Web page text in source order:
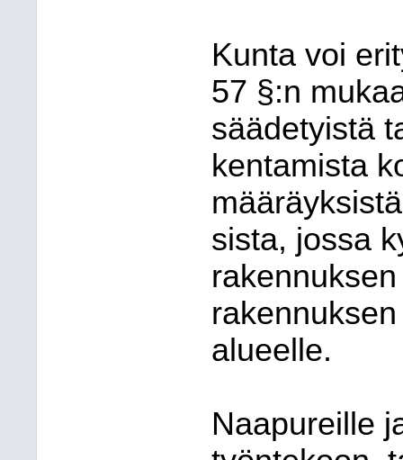
Kunta voi
57 §:n
säädetyistä
kentamista
sista, jossa
alueelle.
Naapureille